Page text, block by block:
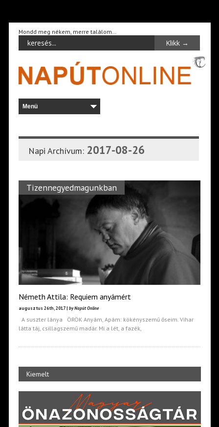
Mondd meg nékem, merre találom…
Napi Archívum: 2017-08-26
Tizennegyedmagunkban
Németh Attila: Requiem anyámért
augusztus 26th, 2017 | by Napút Online
A suszter lánya ÖRÖK Anyám, Apám: kökényszemű őseim. Vihar
látta táj, csillagszemű madár. Mi a lét, a fazék,
Kiemelt